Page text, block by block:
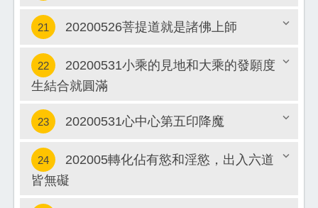
關閉
關閉
21 20200526菩提道就是諸佛上師
22
20200531小乘的見地和大乘的發願度
生結合就圓滿
關閉
23 20200531心中心第五印降魔
24
202005轉化佔有慾和淫慾，出入六道
皆無礙